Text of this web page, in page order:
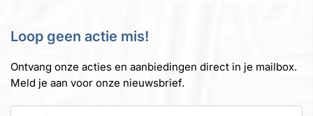
Loop geen actie mis!
Ontvang onze acties en aanbiedingen direct in je mailbox.
Meld je aan voor onze nieuwsbrief.